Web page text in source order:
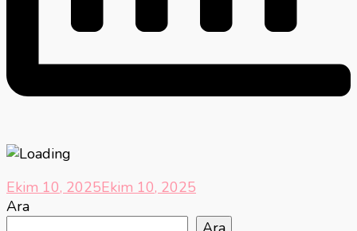
Ekim 10, 2025Ekim 10, 2025
Ara